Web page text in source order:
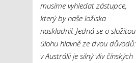
musíme vyhledat zástupce,
který by naše ložiska
naskladnil. Jedná se o složitou
úlohu hlavně ze dvou důvodů:
v Austrálii je silný vliv čínských